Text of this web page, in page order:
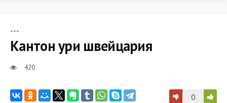
---
Кантон ури швейцария
420
0